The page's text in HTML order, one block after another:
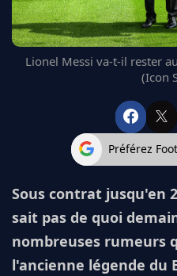
BAYERN
L'AVIS DE LA RÉDAC'
Lionel Messi va-t-il rester
(Icon
Préférez
Sous contrat jusqu'en
sait pas de quoi
nombreuses rumeurs
l'ancienne légende du